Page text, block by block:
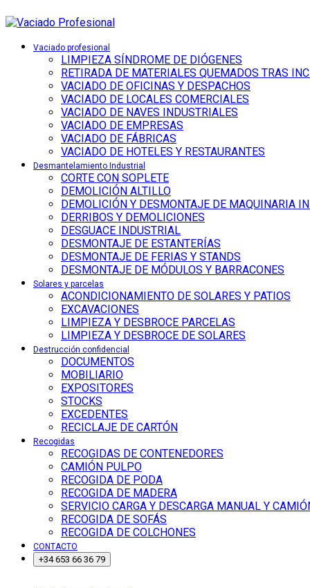
Vaciado profesional
LIMPIEZA SÍNDROME DE DIÓGENES
RETIRADA DE MATERIALES QUEMADOS TRAS
VACIADO DE OFICINAS Y DESPACHOS
VACIADO DE LOCALES COMERCIALES
VACIADO DE NAVES INDUSTRIALES
VACIADO DE EMPRESAS
VACIADO DE FÁBRICAS
VACIADO DE HOTELES Y RESTAURANTES
Desmantelamiento Industrial
CORTE CON SOPLETE
DEMOLICIÓN ALTILLO
DEMOLICIÓN Y DESMONTAJE DE MAQUINARIA
DERRIBOS Y DEMOLICIONES
DESGUACE INDUSTRIAL
DESMONTAJE DE ESTANTERÍAS
DESMONTAJE DE FERIAS Y STANDS
DESMONTAJE DE MÓDULOS Y BARRACONES
Solares y parcelas
ACONDICIONAMIENTO DE SOLARES Y PATIOS
EXCAVACIONES
LIMPIEZA Y DESBROCE PARCELAS
LIMPIEZA Y DESBROCE DE SOLARES
Destrucción confidencial
DOCUMENTOS
MOBILIARIO
EXPOSITORES
STOCKS
EXCEDENTES
RECICLAJE DE CARTÓN
Recogidas
RECOGIDAS DE CONTENEDORES
CAMIÓN PULPO
RECOGIDA DE PODA
RECOGIDA DE MADERA
SERVICIO CARGA Y DESCARGA MANUAL Y
RECOGIDA DE SOFÁS
RECOGIDA DE COLCHONES
CONTACTO
+34 653 66 36 79